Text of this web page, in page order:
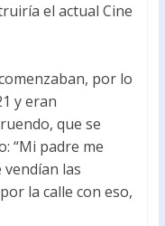
el actual Cine
por lo
y eran
que se
“Mi padre me
vendían las
la calle con eso,